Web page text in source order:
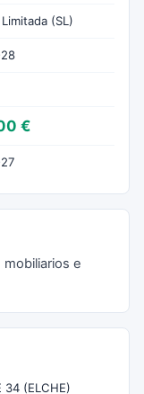
(SL)
€
e
34 (ELCHE)